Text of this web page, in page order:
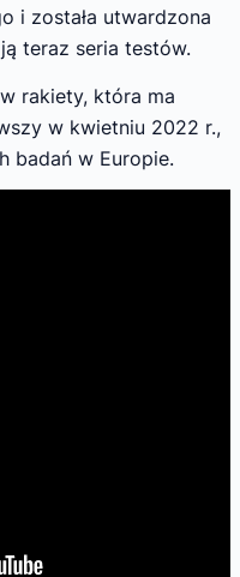
i została utwardzona
teraz seria testów.
rakiety, która ma
w kwietniu 2022 r.,
badań w Europie.